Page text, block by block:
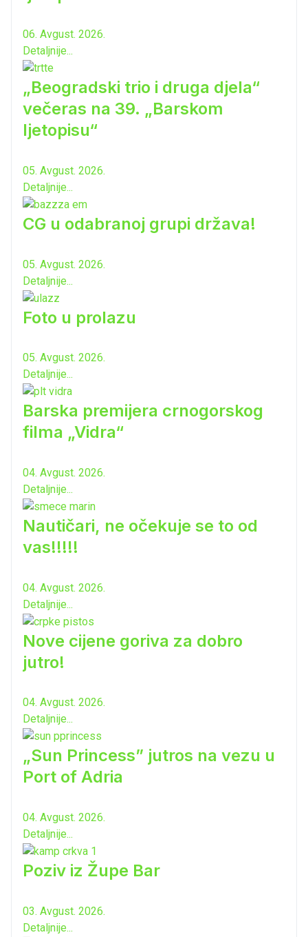
06. Avgust. 2026.
Detaljnije...
„Beogradski trio i druga djela“
večeras na 39. „Barskom
ljetopisu“
05. Avgust. 2026.
Detaljnije...
CG u odabranoj grupi država!
05. Avgust. 2026.
Detaljnije...
Foto u prolazu
05. Avgust. 2026.
Detaljnije...
Barska premijera crnogorskog
filma „Vidra“
04. Avgust. 2026.
Detaljnije...
Nautičari, ne očekuje se to od
vas!!!!!
04. Avgust. 2026.
Detaljnije...
Nove cijene goriva za dobro
jutro!
04. Avgust. 2026.
Detaljnije...
„Sun Princess” jutros na vezu u
Port of Adria
04. Avgust. 2026.
Detaljnije...
Poziv iz Župe Bar
03. Avgust. 2026.
Detaljnije...